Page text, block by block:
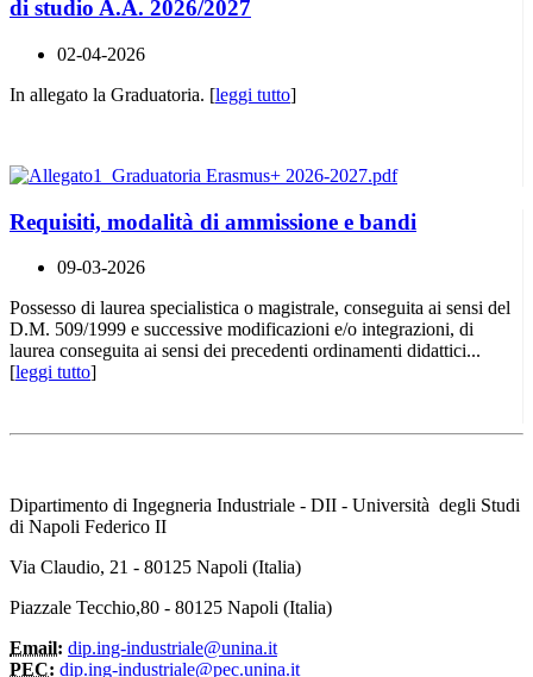
di studio A.A. 2026/2027
02-04-2026
In allegato la Graduatoria. [leggi tutto]
Requisiti, modalità di ammissione e bandi
09-03-2026
Possesso di laurea specialistica o magistrale, conseguita ai sensi del
D.M. 509/1999 e successive modificazioni e/o integrazioni, di
laurea conseguita ai sensi dei precedenti ordinamenti didattici...
[leggi tutto]
Dipartimento di Ingegneria Industriale - DII - Università degli Studi
di Napoli Federico II
Via Claudio, 21 - 80125 Napoli (Italia)
Piazzale Tecchio,80 - 80125 Napoli (Italia)
Email: dip.ing-industriale@unina.it
PEC: dip.ing-industriale@pec.unina.it